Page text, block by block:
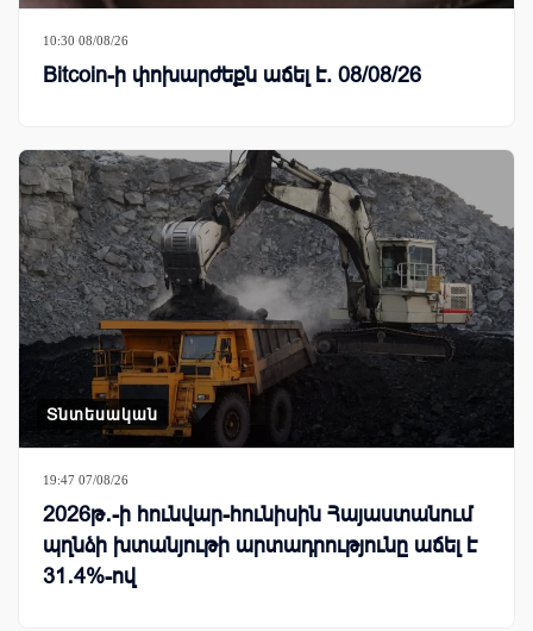
10:30 08/08/26
Bitcoin-ի փոխարժեքն աճել է. 08/08/26
Տնտեսական
19:47 07/08/26
2026թ․-ի հունվար-հունիսին Հայաստանում
պղնձի խտանյութի արտադրությունը աճել է
31․4%-ով